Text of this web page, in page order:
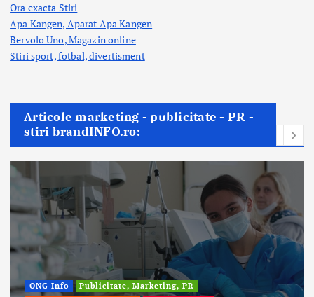
Ora exacta Stiri
Apa Kangen, Aparat Apa Kangen
Bervolo Uno, Magazin online
Stiri sport, fotbal,divertisment
Articole marketing - publicitate - PR -
stiri brandINFO.ro: